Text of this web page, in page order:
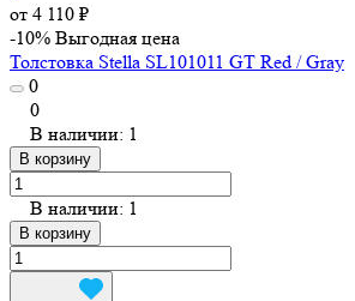
от 4 110 ₽
-10% Выгодная цена
Толстовка Stella SL101011 GT Red / Gray
0
0
В наличии: 1
В корзину
В наличии: 1
В корзину